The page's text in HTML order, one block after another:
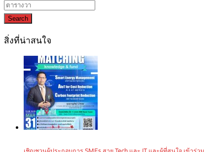
Search
สิ่งที่น่าสนใจ